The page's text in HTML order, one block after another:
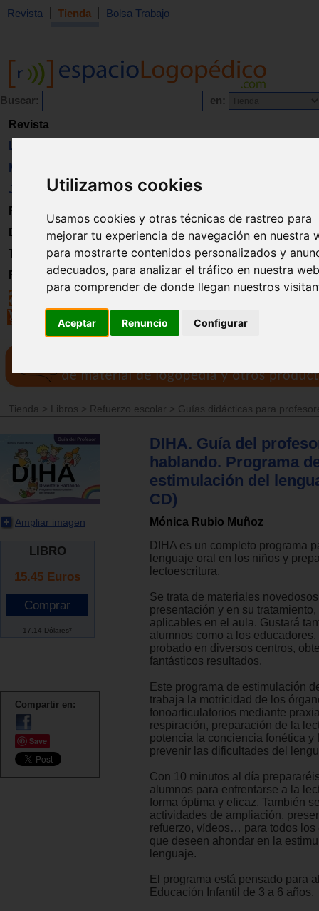
Utilizamos cookies
Usamos cookies y otras técnicas de rastreo para
mejorar tu experiencia de navegación en nuestra
para mostrarte contenidos personalizados y
adecuados, para analizar el tráfico en nuestra
para comprender de donde llegan nuestros
Aceptar Renuncio Configurar
Revista Tienda Bolsa Trabajo
Buscar: en:
Revista
Libros
Material
Juguetes
Formación
Directorio
Trabajo
Registro
Tienda > Libros > Refuerzo escolar > Guías didácticas para
Ampliar imagen
LIBRO
15.45 Euros
17.14 Dólares*
Compartir en:
Save
DIHA. Guía del
hablando. Programa
estimulación del
CD)
Mónica Rubio Muñoz
DIHA es un completo programa
lenguaje oral en los niños y
lectoescritura.
Se trata de materiales
presentación y en su
aplicables en el aula. Gustará
alumnos como a los
probado en diversos centros,
fantásticos resultados.
Este programa de estimulación
trabaja la motricidad de los
fonoarticulatorios mediante
respiración, preparación de la
potencia la conciencia fonética y
prevenir las dificultades del
Con 10 minutos al día
alumnos para enfrentarse a la
forma óptima y eficaz. También
actividades de ampliación,
refuerzo, vídeos… para todos los
que deseen ahondar en la
lenguaje.
El programa está pensado para
Educación Infantil de 3 a 6 años.